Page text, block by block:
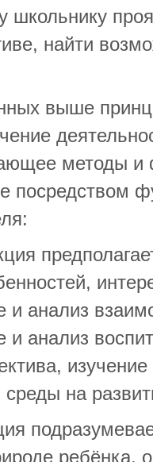
школьнику
найти
выше
методы и
посредством
и анализ
и анализ
на
ребёнка,